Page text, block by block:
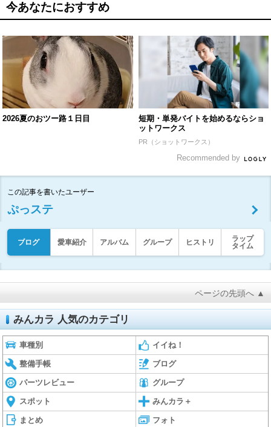
今あなたにおすすめ
2026夏のおツー路１日目
短期・単発バイトを始めるならショ
ットワークス
PR（ショットワークス）
Recommended by
この記事を書いたユーザー
ぷっステ
ブログ 愛車紹介 アルバム グループ ヒストリ
ラップ
タイム
ページの先頭へ ▲
みんカラ 人気のカテゴリ
車種別 イイね！
整備手帳 ブログ
パーツレビュー グループ
スポット みんカラ＋
まとめ フォト